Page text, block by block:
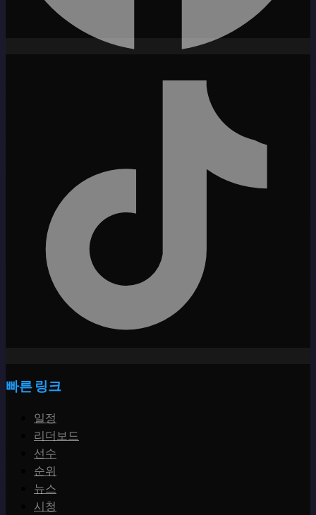
빠른 링크
일정
리더보드
선수
순위
뉴스
시청